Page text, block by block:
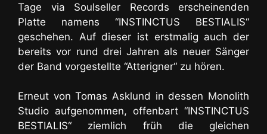
Tage via Soulseller Records erscheinenden
Platte namens “INSTINCTUS BESTIALIS“
geschehen. Auf dieser ist erstmalig auch der
bereits vor rund drei Jahren als neuer Sänger
der Band vorgestellte “Atterigner“ zu hören.
Erneut von Tomas Asklund in dessen Monolith
Studio aufgenommen, offenbart “INSTINCTUS
BESTIALIS“ ziemlich früh die gleichen